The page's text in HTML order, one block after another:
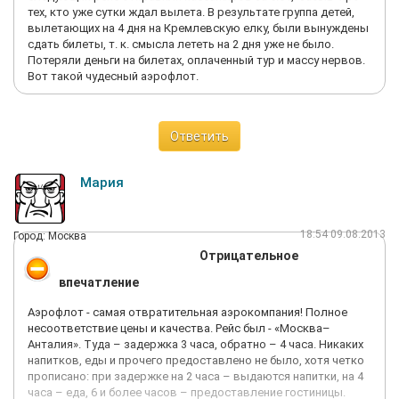
хвалил компанию и говорил, что пишут неправду. Если
скотское отношение на этапе собеседования, то можно ли
ждать лучшего в дальнейшем или уважения к
пассажирам????
тех, кто уже сутки ждал вылета. В результате группа детей,
вылетающих на 4 дня на Кремлевскую елку, были вынуждены
сдать билеты, т. к. смысла лететь на 2 дня уже не было.
Потеряли деньги на билетах, оплаченный тур и массу нервов.
Вот такой чудесный аэрофлот.
Ответить
Мария
Город: Москва 18:54 09.08.2013
Отрицательное
впечатление
Аэрофлот - самая отвратительная аэрокомпания! Полное
несоответствие цены и качества. Рейс был - «Москва–
Анталия». Туда – задержка 3 часа, обратно – 4 часа. Никаких
напитков, еды и прочего предоставлено не было, хотя четко
прописано: при задержке на 2 часа – выдаются напитки, на 4
часа – еда, 6 и более часов – предоставление гостиницы.